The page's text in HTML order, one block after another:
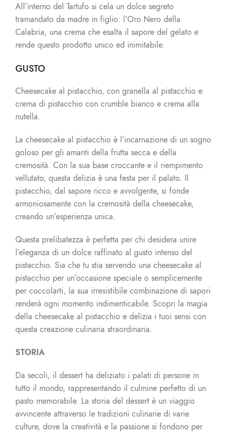
All’interno del Tartufo si cela un dolce segreto
tramandato da madre in figlio: l’Oro Nero della
Calabria, una crema che esalta il sapore del gelato e
rende questo prodotto unico ed inimitabile.
GUSTO
Cheesecake al pistacchio, con granella al pistacchio e
crema di pistacchio con crumble bianco e crema alla
nutella.
La cheesecake al pistacchio è l’incarnazione di un sogno
goloso per gli amanti della frutta secca e della
cremosità. Con la sua base croccante e il riempimento
vellutato, questa delizia è una festa per il palato. Il
pistacchio, dal sapore ricco e avvolgente, si fonde
armoniosamente con la cremosità della cheesecake,
creando un’esperienza unica.
Questa prelibatezza è perfetta per chi desidera unire
l’eleganza di un dolce raffinato al gusto intenso del
pistacchio. Sia che tu stia servendo una cheesecake al
pistacchio per un’occasione speciale o semplicemente
per coccolarti, la sua irresistibile combinazione di sapori
renderà ogni momento indimenticabile. Scopri la magia
della cheesecake al pistacchio e delizia i tuoi sensi con
questa creazione culinaria straordinaria.
STORIA
Da secoli, il dessert ha deliziato i palati di persone in
tutto il mondo, rappresentando il culmine perfetto di un
pasto memorabile. La storia del dessert è un viaggio
avvincente attraverso le tradizioni culinarie di varie
culture, dove la creatività e la passione si fondono per